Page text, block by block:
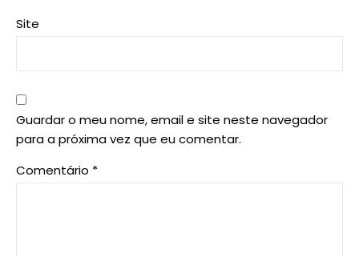
Site
Guardar o meu nome, email e site neste navegador
para a próxima vez que eu comentar.
Comentário *